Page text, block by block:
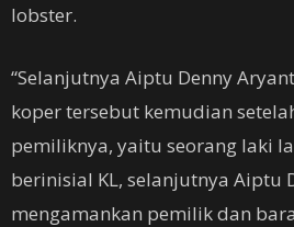
lobster.
“Selanjutnya Aiptu Denny
koper tersebut kemudian
pemiliknya, yaitu seorang laki
berinisial KL, selanjutnya Aiptu
mengamankan pemilik dan